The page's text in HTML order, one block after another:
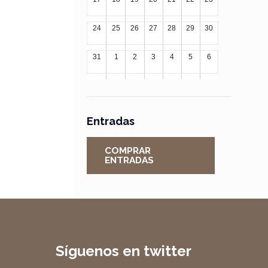
24 25 26 27 28 29 30
31 1 2 3 4 5 6
Entradas
COMPRAR
ENTRADAS
Síguenos en twitter